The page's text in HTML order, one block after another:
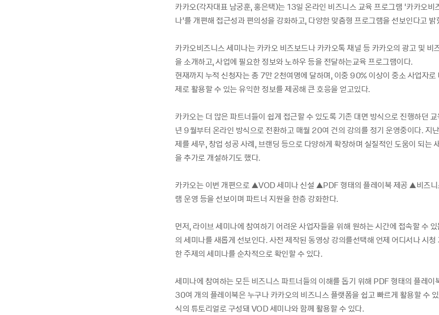
카카오(각자대표 남궁훈, 홍은택)는 13일 온라인 비즈니스 교육 프로그램 ‘카카오비
나’를 개편해 접근성과 편의성을 강화하고, 다양한 맞춤형 프로그램을 선보인다고
카카오비즈니스 세미나는 카카오 비즈보드나 카카오톡 채널 등 카카오의 광고 및 비
을 소개하고, 사업에 필요한 정보와 노하우 등을 전달하는교육 프로그램이다.
현재까지 누적 신청자는 총 7만 2천여명에 달하며, 이중 90% 이상이 중소 사업자로
제로 활용할 수 있는 유익한 정보를 제공해 큰 호응을 얻고있다.
카카오는 더 많은 파트너들이 쉽게 접근할 수 있도록 기존 대면 방식으로 진행하던
년 9월부터 온라인 방식으로 전환하고 매월 20여 건의 강의를 정기 운영중이다. 지
제를 세무, 창업 성공 사례, 브랜딩 등으로 다양하게 확장하며 실질적인 도움이 되는
을 추가로 개설하기도 했다.
카카오는 이번 개편으로 ▲VOD 세미나 신설 ▲PDF 형태의 플레이북 제공 ▲비즈니
램 운영 등을 선보이며 파트너 지원을 한층 강화한다.
먼저, 라이브 세미나에 참여하기 어려운 사업자들을 위해 원하는 시간에 접속할 수
의 세미나를 새롭게 선보인다. 사전 제작된 동영상 강의를선택해 언제 어디서나 시청
한 주제의 세미나를 순차적으로 확인할 수 있다.
세미나에 참여하는 모든 비즈니스 파트너들의 이해를 돕기 위해 PDF 형태의 플레이
30여 개의 플레이북은 누구나 카카오의 비즈니스 플랫폼을 쉽고 빠르게 활용할 수
식의 튜토리얼로 구성돼 VOD 세미나와 함께 활용할 수 있다.